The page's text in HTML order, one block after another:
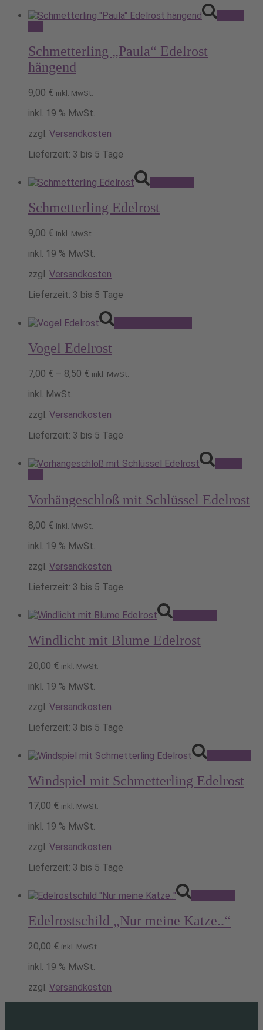
Schmetterling „Paula“ Edelrost
hängend
9,00 € inkl. MwSt.
inkl. 19 % MwSt.
zzgl. Versandkosten
Lieferzeit: 3 bis 5 Tage
Schmetterling Edelrost
9,00 € inkl. MwSt.
inkl. 19 % MwSt.
zzgl. Versandkosten
Lieferzeit: 3 bis 5 Tage
Dieses
Produkt
gewählt
werden
Vogel Edelrost
7,00 € – 8,50 € inkl. MwSt.
inkl. MwSt.
zzgl. Versandkosten
Lieferzeit: 3 bis 5 Tage
Vorhängeschloß mit Schlüssel Edelrost
8,00 € inkl. MwSt.
inkl. 19 % MwSt.
zzgl. Versandkosten
Lieferzeit: 3 bis 5 Tage
Windlicht mit Blume Edelrost
20,00 € inkl. MwSt.
inkl. 19 % MwSt.
zzgl. Versandkosten
Lieferzeit: 3 bis 5 Tage
Windspiel mit Schmetterling Edelrost
17,00 € inkl. MwSt.
inkl. 19 % MwSt.
zzgl. Versandkosten
Lieferzeit: 3 bis 5 Tage
Edelrostschild „Nur meine Katze..“
20,00 € inkl. MwSt.
inkl. 19 % MwSt.
zzgl. Versandkosten